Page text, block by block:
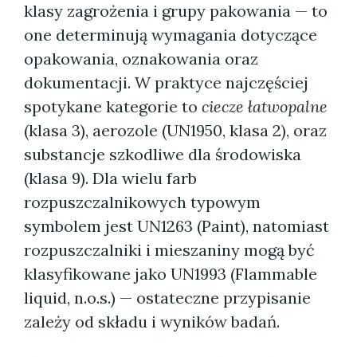
klasy zagrożenia i grupy pakowania — to
one determinują wymagania dotyczące
opakowania, oznakowania oraz
dokumentacji. W praktyce najczęściej
spotykane kategorie to ciecze łatwopalne
(klasa 3), aerozole (UN1950, klasa 2), oraz
substancje szkodliwe dla środowiska
(klasa 9). Dla wielu farb
rozpuszczalnikowych typowym
symbolem jest UN1263 (Paint), natomiast
rozpuszczalniki i mieszaniny mogą być
klasyfikowane jako UN1993 (Flammable
liquid, n.o.s.) — ostateczne przypisanie
zależy od składu i wyników badań.